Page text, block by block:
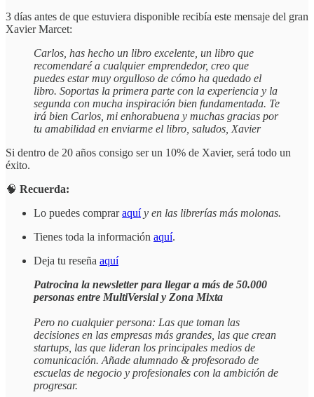
3 días antes de que estuviera disponible recibía este mensaje del gran
Xavier Marcet:
Carlos, has hecho un libro excelente, un libro que
recomendaré a cualquier emprendedor, creo que
puedes estar muy orgulloso de cómo ha quedado el
libro. Soportas la primera parte con la experiencia y la
segunda con mucha inspiración bien fundamentada. Te
irá bien Carlos, mi enhorabuena y muchas gracias por
tu amabilidad en enviarme el libro, saludos, Xavier
Si dentro de 20 años consigo ser un 10% de Xavier, será todo un
éxito.
🧠 Recuerda:
Lo puedes compraraquí y en las librerías más molonas.
Tienes toda la información aquí.
Deja tu reseña aquí
Patrocina la newsletter para llegar a más de 50.000
personas entre MultiVersial y Zona Mixta
Pero no cualquier persona: Las que toman las
decisiones en las empresas más grandes, las que crean
startups, las que lideran los principales medios de
comunicación. Añade alumnado & profesorado de
escuelas de negocio y profesionales con la ambición de
progresar.